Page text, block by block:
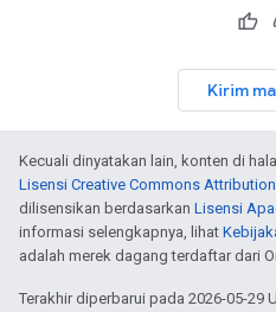
Kirim
Kecuali dinyatakan lain, konten di
Lisensi Creative Commons
dilisensikan berdasarkan Lisensi
informasi selengkapnya, lihat
adalah merek dagang terdaftar dari
Terakhir diperbarui pada 2026-05-29